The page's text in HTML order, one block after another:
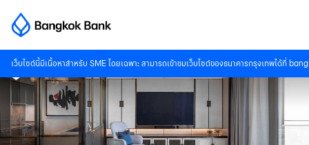
เว็บไซต์นี้มีเนื้อหาสำหรับ SME โดยเฉพาะ สามารถเข้าชมเว็บไซต์ของธนาคารกรุงเทพได้ที่